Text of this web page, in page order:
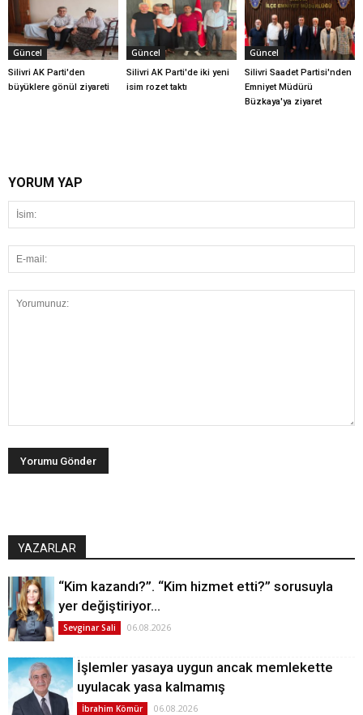
Güncel
Silivri AK Parti'den
büyüklere gönül ziyareti
Güncel
Silivri AK Parti'de iki yeni
isim rozet taktı
Güncel
Silivri Saadet Partisi'nden
Emniyet Müdürü
Büzkaya'ya ziyaret
YORUM YAP
YAZARLAR
“Kim kazandı?”. “Kim hizmet etti?” sorusuyla
yer değiştiriyor…
Sevginar Sali 06.08.2026
İşlemler yasaya uygun ancak memlekette
uyulacak yasa kalmamış
İbrahim Kömür 06.08.2026